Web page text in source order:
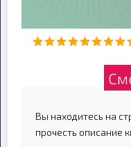
Вы находитесь на
прочесть описание